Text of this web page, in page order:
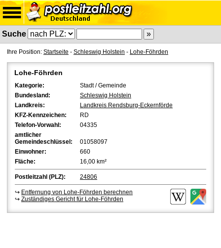
Suche
Ihre Position: Startseite - Schleswig Holstein - Lohe-Föhrden
Lohe-Föhrden
Kategorie:
Stadt / Gemeinde
Bundesland:
Schleswig Holstein
Landkreis:
Landkreis Rendsburg-Eckernförde
KFZ-Kennzeichen:
RD
Telefon-Vorwahl:
04335
amtlicher
Gemeindeschlüssel:
01058097
Einwohner:
660
Fläche:
16,00 km²
Postleitzahl (PLZ): 24806
↪ Entfernung von Lohe-Föhrden berechnen
↪ Zuständiges Gericht für Lohe-Föhrden